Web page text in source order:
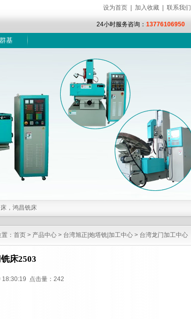
设为首页 加入收藏 联系我们
24小时服务咨询： 13776106950
基
，鸿昌铣床
： 首页 > 产品中心 > 台湾旭正|炮塔铣|加工中心 > 台湾龙门加工中心
床2503
点击量： 242